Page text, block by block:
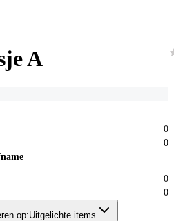
A
0
0
0
0
op:Uitgelichte items